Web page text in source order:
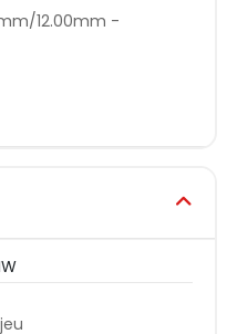
12.00mm -